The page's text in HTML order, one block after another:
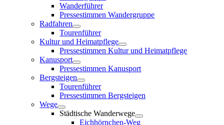
Wanderführer
Pressestimmen Wandergruppe
Radfahren
Tourenführer
Kultur und Heimatpflege
Pressestimmen Kultur und Heimatpflege
Kanusport
Pressestimmen Kanusport
Bergsteigen
Tourenführer
Pressestimmen Bergsteigen
Wege
Städtische Wanderwege
Eichhörnchen-Weg